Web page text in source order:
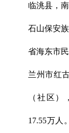
临洮县，
石山保安
省海东市
兰州市红
（社区）
17.55万人